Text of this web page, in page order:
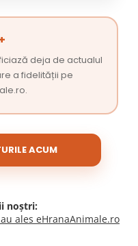
deja de actualul
a fidelității pe
ACUM
noștri:
ales eHranaAnimale.ro